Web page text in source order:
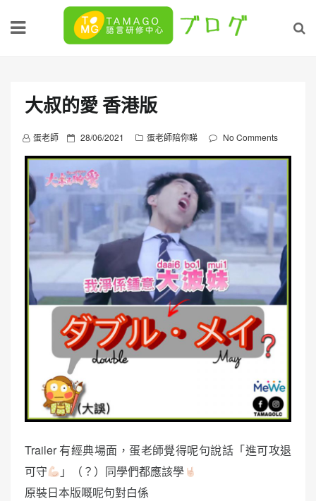
大叔的愛 香港版
蛋老師
P
o
s
t
d
o
n
28/06/2021 蛋老師陪你睇 No Comments
Trailer 有經典場面，蛋老師覺得呢句說話「進可攻退
可守
」（？）同學們都應該學
原裝日本版嘅呢句對白係